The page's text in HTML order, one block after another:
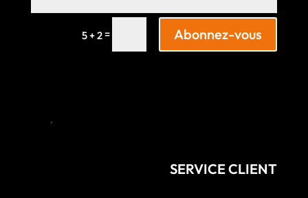
5 + 2= Abonnez-vous
SERVICE CLIENT